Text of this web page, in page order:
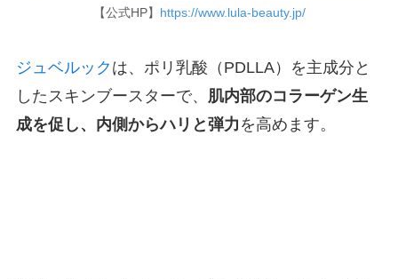
【公式HP】 https://www.lula-beauty.jp/
ジュベルック は、ポリ乳酸（PDLLA）を主成分と
したスキンブースターで、
肌内部のコラーゲン生
成を促し、内側からハリと弾力 を高めます。